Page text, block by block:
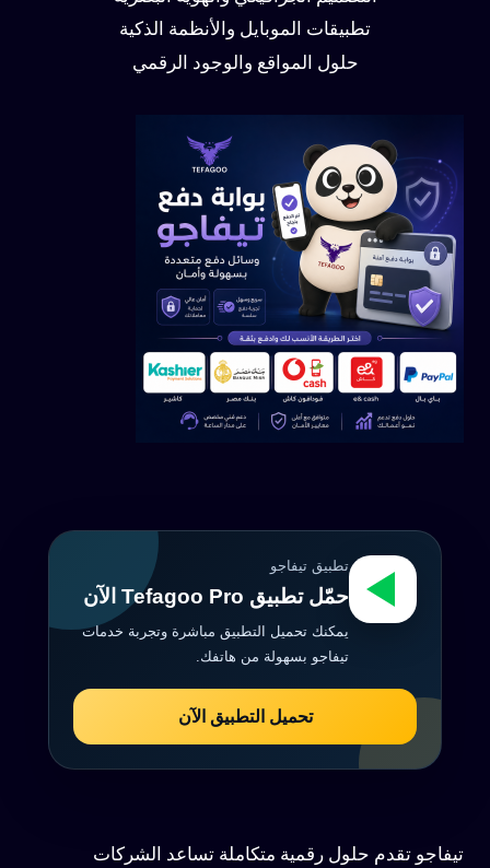
تطبيقات الموبايل والأنظمة الذكية
حلول المواقع والوجود الرقمي
تطبيق تيفاجو
حمّل تطبيق Tefagoo Pro الآن
يمكنك تحميل التطبيق مباشرة وتجربة خدمات
تيفاجو بسهولة من هاتفك.
تحميل التطبيق الآن
تيفاجو تقدم حلول رقمية متكاملة تساعد الشركات